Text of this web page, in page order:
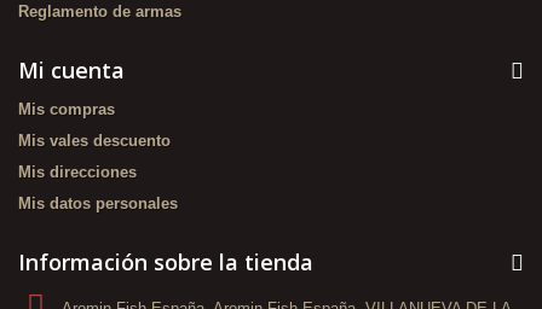
Reglamento de armas
Mi cuenta
Mis compras
Mis vales descuento
Mis direcciones
Mis datos personales
Información sobre la tienda